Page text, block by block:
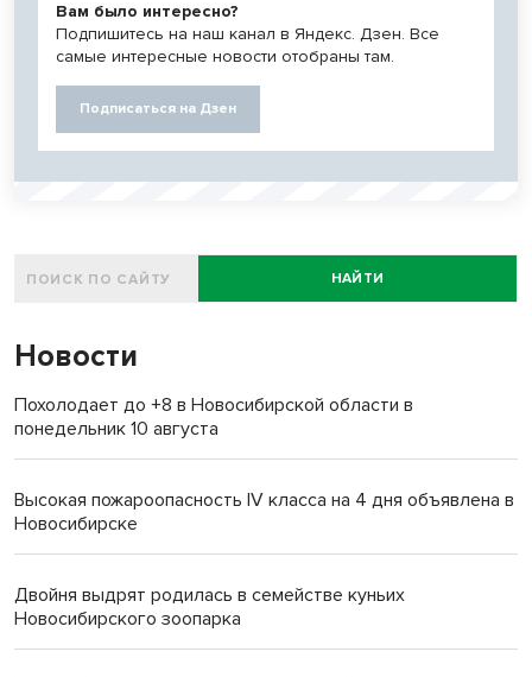
Вам было интересно?
Подпишитесь на наш канал в Яндекс. Дзен. Все
самые интересные новости отобраны там.
Подписаться на Дзен
НАЙТИ
Новости
Похолодает до +8 в Новосибирской области в
понедельник 10 августа
Высокая пожароопасность IV класса на 4 дня объявлена в
Новосибирске
Двойня выдрят родилась в семействе куньих
Новосибирского зоопарка